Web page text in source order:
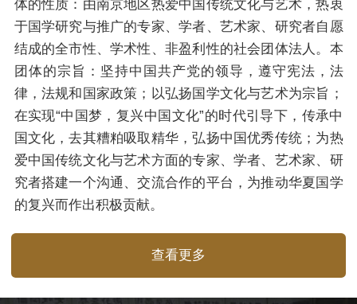
体的性质：由南京地区热爱中国传统文化与艺术，热衷
于国学研究与推广的专家、学者、艺术家、研究者自愿
结成的全市性、学术性、非盈利性的社会团体法人。本
团体的宗旨：坚持中国共产党的领导，遵守宪法，法
律，法规和国家政策；以弘扬国学文化与艺术为宗旨；
在实现“中国梦，复兴中国文化”的时代引导下，传承中
国文化，去其糟粕吸取精华，弘扬中国优秀传统；为热
爱中国传统文化与艺术方面的专家、学者、艺术家、研
究者搭建一个沟通、交流合作的平台，为推动华夏国学
的复兴而作出积极贡献。
查看更多